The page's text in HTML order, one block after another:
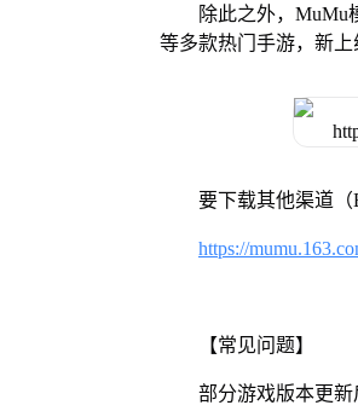
除此之外，MuMu
等多款热门手游，新上
要下载其他渠道（
https://
【常见问题】
部分游戏版本更新